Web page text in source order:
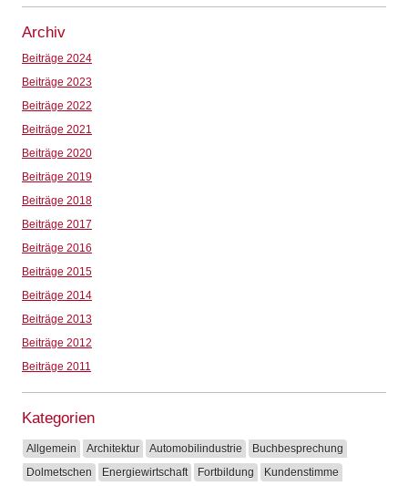
Archiv
Beiträge 2024
Beiträge 2023
Beiträge 2022
Beiträge 2021
Beiträge 2020
Beiträge 2019
Beiträge 2018
Beiträge 2017
Beiträge 2016
Beiträge 2015
Beiträge 2014
Beiträge 2013
Beiträge 2012
Beiträge 2011
Kategorien
Allgemein Architektur Automobilindustrie
Buchbesprechung
Dolmetschen
Energiewirtschaft Fortbildung Kundenstimme